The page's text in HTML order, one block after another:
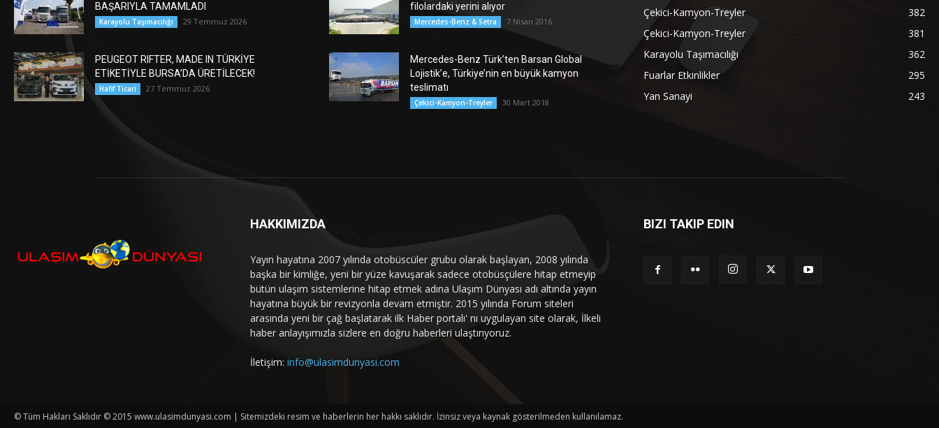
BAŞARIYLA TAMAMLADI
Karayolu Taşımacılığı 29 Temmuz 2026
PEUGEOT RIFTER, MADE IN TÜRKİYE
ETİKETİYLE BURSA’DA ÜRETİLECEK!
Hafif Ticari 27 Temmuz 2026
filolardaki yerini alıyor
Mercedes-Benz & Setra 7 Nisan 2016
Mercedes-Benz Türk’ten Barsan Global
Lojistik’e, Türkiye’nin en büyük kamyon
teslimatı
Çekici-Kamyon-Treyler 30 Mart 2018
Çekici-Kamyon-Treyler
382
Çekici-Kamyon-Treyler
381
Karayolu Taşımacılığı
362
Fuarlar Etkinlikler
295
Yan Sanayi
243
HAKKIMIZDA
Yayın hayatına 2007 yılında otobüscüler grubu olarak başlayan, 2008 yılında
başka bir kimliğe, yeni bir yüze kavuşarak sadece otobüsçülere hitap etmeyip
bütün ulaşım sistemlerine hitap etmek adına Ulaşım Dünyası adı altında yayın
hayatına büyük bir revizyonla devam etmiştir. 2015 yılında Forum siteleri
arasında yeni bir çağ başlatarak ilk Haber portalı' nı uygulayan site olarak, İlkeli
haber anlayışımızla sizlere en doğru haberleri ulaştırıyoruz.
İletişim: info@ulasimdunyasi.com
BIZI TAKIP EDIN
© Tüm Hakları Saklıdır © 2015 www.ulasimdunyasi.com | Sitemizdeki resim ve haberlerin her hakkı saklıdır. İzinsiz veya kaynak gösterilmeden kullanılamaz.